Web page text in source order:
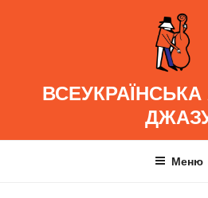
ВСЕУКРАЇНСЬКА
Меню